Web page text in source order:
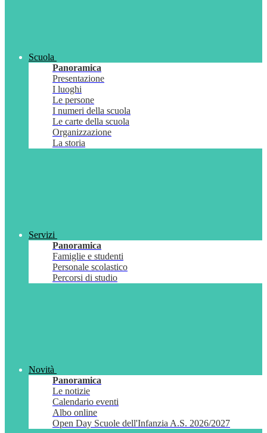
Scuola
Panoramica
Presentazione
I luoghi
Le persone
I numeri della scuola
Le carte della scuola
Organizzazione
La storia
Servizi
Panoramica
Famiglie e studenti
Personale scolastico
Percorsi di studio
Novità
Panoramica
Le notizie
Calendario eventi
Albo online
Open Day Scuole dell'Infanzia A.S. 2026/2027